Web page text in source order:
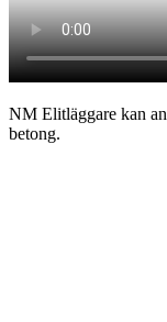
NM Elitläggare kan
betong.